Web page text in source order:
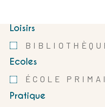
Loisirs
Ecoles
ÉCOLE
Pratique